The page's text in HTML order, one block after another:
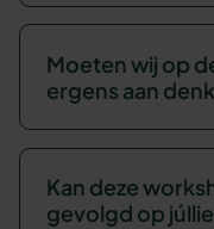
Moeten wij op
ergens aan
Kan deze
gevolgd op